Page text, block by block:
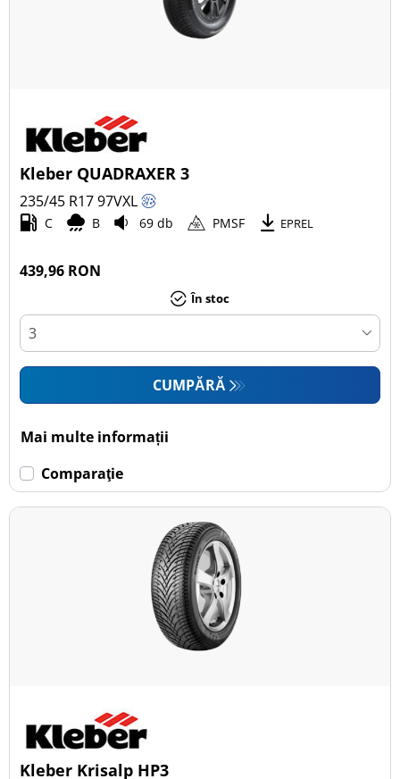
Kleber QUADRAXER 3
235/45 R1797VXL
C B 69 db PMSF EPREL
439,96 RON
În stoc
CUMPĂRĂ
Mai multe informații
Comparaţie
Kleber Krisalp HP3